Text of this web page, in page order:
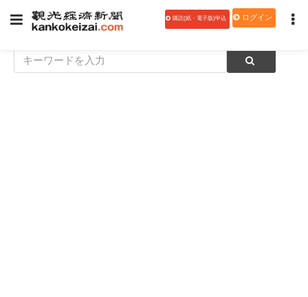
購読(紙・電子版)申込 ログイン